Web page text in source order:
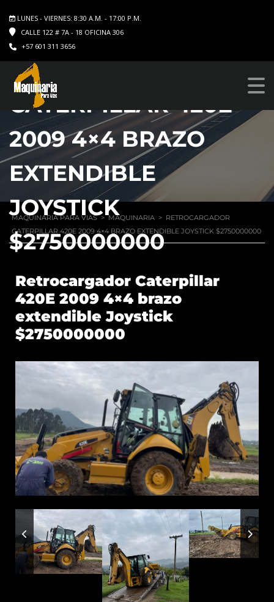
LUNES - VIERNES: 8:30 A.M. - 17:00 P.M.
CALLE 122 # 7A - 18 OFICINA 306
+57 601 311 3656
RETROCARGADOR
CATERPILLAR 420E
2009 4×4 BRAZO
EXTENDIBLE
JOYSTICK
$2750000000
MAQUINARIA PARA VIAS > MAQUINARIA > RETROCARGADOR
CATERPILLAR 420E 2009 4×4 BRAZO EXTENDIBLE JOYSTICK $2750000000
Retrocargador Caterpillar
420E 2009 4×4 brazo
extendible Joystick
$2750000000